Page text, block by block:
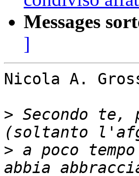
Messages
]
Nicola A.
> Secondo te,
> a poco